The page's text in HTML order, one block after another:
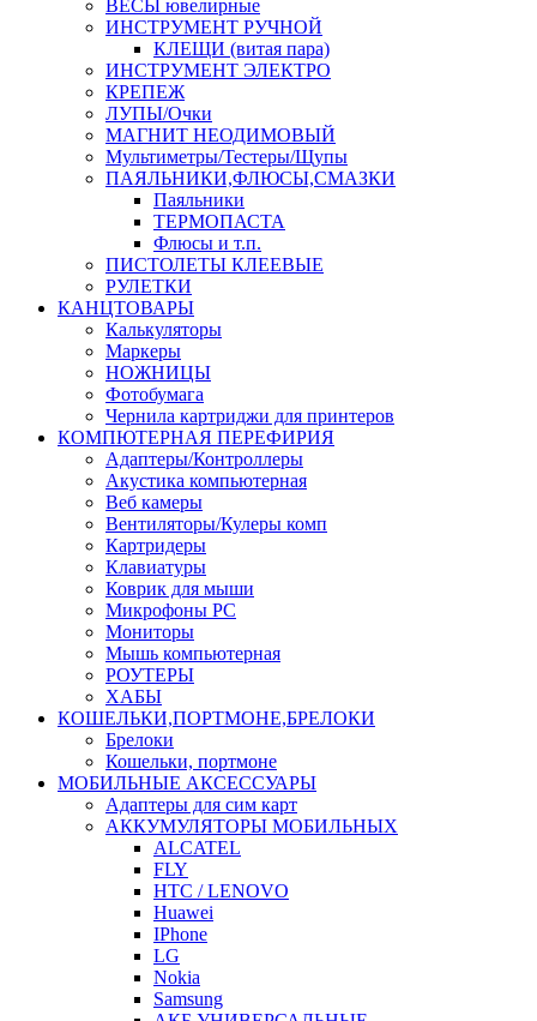
ВЕСЫ ювелирные
ИНСТРУМЕНТ РУЧНОЙ
КЛЕЩИ (витая пара)
ИНСТРУМЕНТ ЭЛЕКТРО
КРЕПЕЖ
ЛУПЫ/Очки
МАГНИТ НЕОДИМОВЫЙ
Мультиметры/Тестеры/Щупы
ПАЯЛЬНИКИ,ФЛЮСЫ,СМАЗКИ
Паяльники
ТЕРМОПАСТА
Флюсы и т.п.
ПИСТОЛЕТЫ КЛЕЕВЫЕ
РУЛЕТКИ
КАНЦТОВАРЫ
Калькуляторы
Маркеры
НОЖНИЦЫ
Фотобумага
Чернила картриджи для принтеров
КОМПЮТЕРНАЯ ПЕРЕФИРИЯ
Адаптеры/Контроллеры
Акустика компьютерная
Веб камеры
Вентиляторы/Кулеры комп
Картридеры
Клавиатуры
Коврик для мыши
Микрофоны PC
Мониторы
Мышь компьютерная
РОУТЕРЫ
ХАБЫ
КОШЕЛЬКИ,ПОРТМОНЕ,БРЕЛОКИ
Брелоки
Кошельки, портмоне
МОБИЛЬНЫЕ АКСЕССУАРЫ
Адаптеры для сим карт
АККУМУЛЯТОРЫ МОБИЛЬНЫХ
ALCATEL
FLY
HTC / LENOVO
Huawei
IPhone
LG
Nokia
Samsung